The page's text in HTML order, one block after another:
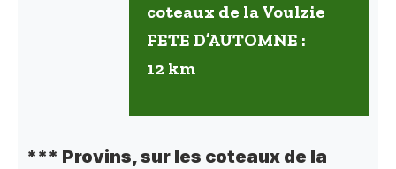
coteaux de la Voulzie
FETE D’AUTOMNE :
12 km
*** Provins, sur les coteaux de la